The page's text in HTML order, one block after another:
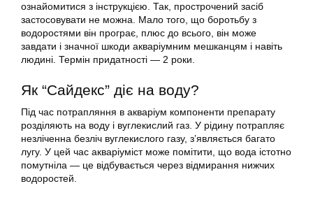
ознайомитися з інструкцією. Так, прострочений засіб
застосовувати не можна. Мало того, що боротьбу з
водоростями він програє, плюс до всього, він може
завдати і значної шкоди акваріумним мешканцям і навіть
людині. Термін придатності — 2 роки.
Як “Сайдекс” діє на воду?
Під час потрапляння в акваріум компоненти препарату
розділяють на воду і вуглекислий газ. У рідину потрапляє
незліченна безліч вуглекислого газу, з’являється багато
лугу. У цей час акваріуміст може помітити, що вода істотно
помутніла — це відбувається через відмирання нижчих
водоростей.